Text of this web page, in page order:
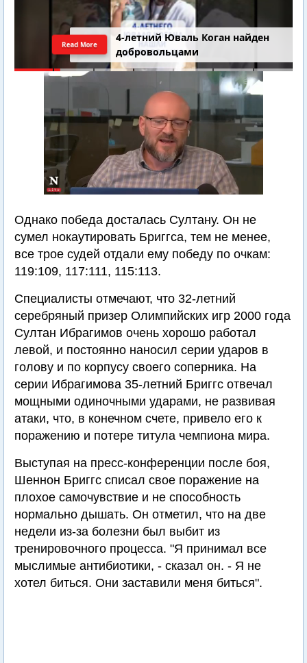
4-летний Юваль Коган найден
добровольцами
Read More
Однако победа досталась Султану. Он не
сумел нокаутировать Бриггса, тем не менее,
все трое судей отдали ему победу по очкам:
119:109, 117:111, 115:113.
Специалисты отмечают, что 32-летний
серебряный призер Олимпийских игр 2000 года
Султан Ибрагимов очень хорошо работал
левой, и постоянно наносил серии ударов в
голову и по корпусу своего соперника. На
серии Ибрагимова 35-летний Бриггс отвечал
мощными одиночными ударами, не развивая
атаки, что, в конечном счете, привело его к
поражению и потере титула чемпиона мира.
Выступая на пресс-конференции после боя,
Шеннон Бриггс списал свое поражение на
плохое самочувствие и не способность
нормально дышать. Он отметил, что на две
недели из-за болезни был выбит из
тренировочного процесса. "Я принимал все
мыслимые антибиотики, - сказал он. - Я не
хотел биться. Они заставили меня биться".